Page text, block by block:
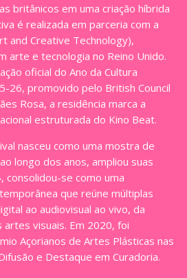
britânicos em uma criação híbrida
é realizada em parceria com a
and Creative Technology),
arte e tecnologia no Reino Unido.
oficial do Ano da Cultura
26, promovido pelo British Council
Rosa, a residência marca a
estruturada do Kino Beat.
nasceu como uma mostra de
longo dos anos, ampliou suas
se como uma
que reúne múltiplas
ao audiovisual ao vivo, da
visuais. Em 2020, foi
Açorianos de Artes Plásticas nas
e Destaque em Curadoria.